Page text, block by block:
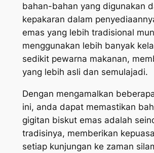
bahan-bahan yang digunakan
kepakaran dalam
emas yang lebih tradisional
menggunakan lebih banyak
sedikit pewarna makanan,
yang lebih asli dan semulajadi.
Dengan mengamalkan
ini, anda dapat memastikan
gigitan biskut emas adalah
tradisinya, memberikan
setiap kunjungan ke zaman